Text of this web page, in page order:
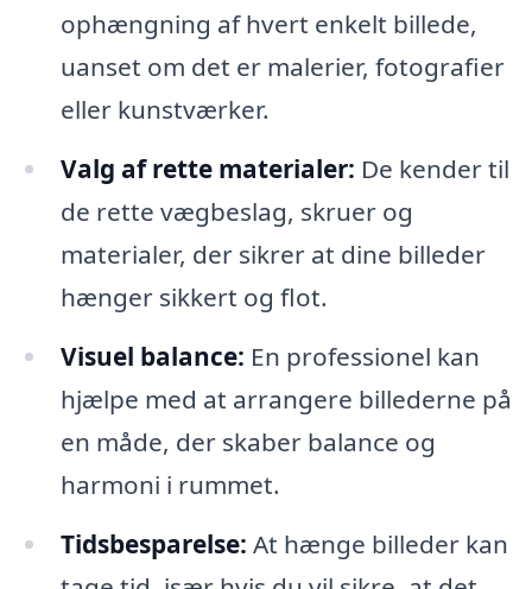
ophængning af hvert enkelt billede,
uanset om det er malerier, fotografier
eller kunstværker.
Valg af rette materialer: De kender til
de rette vægbeslag, skruer og
materialer, der sikrer at dine billeder
hænger sikkert og flot.
Visuel balance: En professionel kan
hjælpe med at arrangere billederne på
en måde, der skaber balance og
harmoni i rummet.
Tidsbesparelse: At hænge billeder kan